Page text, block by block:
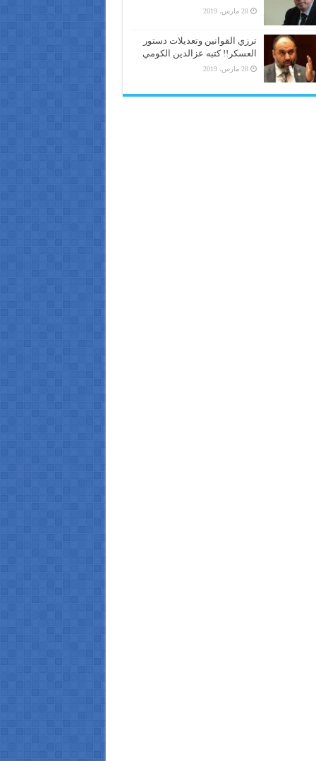
28 مارس، 2019
ترزي القوانين وتعديلات دستور
العسكر!! كتبه عزالدين الكومي
28 مارس، 2019